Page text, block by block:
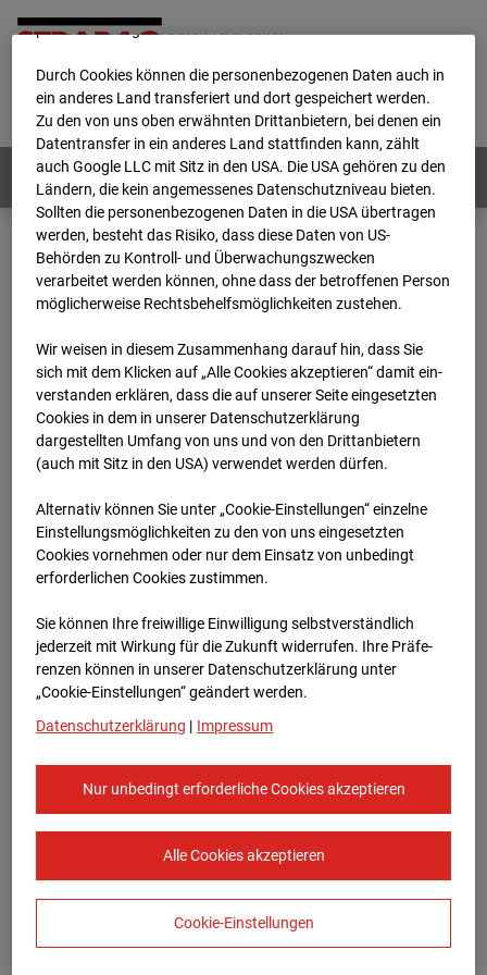
Home E-Mail Impressum
Login
Deutsch / English
Webcams: Alle Länder
Home
Deutschland
BC-120 - BV W2 Campus BT 1-3
Archiv
2026
10:55
BC-120 - BV W2
Campus BT 1-3
Stuttgart
Zur Übersicht
Europe/Berlin
personenbezogene Daten verarbeitet.
Durch Cookies können die personenbezogenen Daten auch in
ein anderes Land transferiert und dort gespeichert werden.
Zu den von uns oben erwähnten Drittanbietern, bei denen ein
Datentransfer in ein anderes Land stattfinden kann, zählt
auch Google LLC mit Sitz in den USA. Die USA gehören zu den
Ländern, die kein angemessenes Datenschutzniveau bieten.
Sollten die personenbezogenen Daten in die USA übertragen
werden, besteht das Risiko, dass diese Daten von US-
Behörden zu Kontroll- und Überwachungszwecken
verarbeitet werden können, ohne dass der betroffenen Person
möglicherweise Rechtsbehelfsmöglichkeiten zustehen.
Wir weisen in diesem Zusammenhang darauf hin, dass Sie
sich mit dem Klicken auf „Alle Cookies akzeptieren“ damit ein­
ver­standen erklären, dass die auf unserer Seite eingesetzten
Cookies in dem in unserer Datenschutzerklärung
dargestellten Umfang von uns und von den Drittanbietern
(auch mit Sitz in den USA) verwendet werden dürfen.
Alternativ können Sie unter „Cookie-Einstellungen“ einzelne
Einstellungsmöglichkeiten zu den von uns eingesetzten
Cookies vornehmen oder nur dem Einsatz von unbedingt
erforderlichen Cookies zustimmen.
Sie können Ihre freiwillige Einwilligung selbstverständlich
jederzeit mit Wirkung für die Zukunft widerrufen. Ihre Prä­fe­
renzen können in unserer Datenschutzerklärung unter
„Cookie-Einstellungen“ geändert werden.
Datenschutzerklärung | Impressum
Nur unbedingt erforderliche Cookies akzeptieren
Alle Cookies akzeptieren
Cookie-Einstellungen